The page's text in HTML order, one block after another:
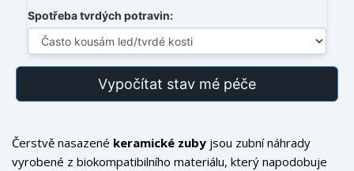
Spotřeba tvrdých potravin:
Vypočítat stav mé péče
Čerstvě nasazené keramické zuby jsou zubní náhrady
vyrobené z biokompatibilního materiálu, který napodobuje